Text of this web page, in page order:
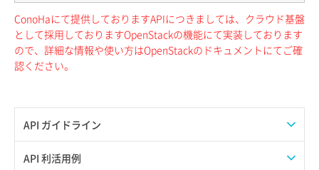
API ガイドライン
APIのご利用について
API 利活用例
ConoHaにて提供しておりますAPIにつきましては、クラウド基盤
として採用しておりますOpenStackの機能にて実装しております
ので、詳細な情報や使い方はOpenStackのドキュメントにてご確
認ください。